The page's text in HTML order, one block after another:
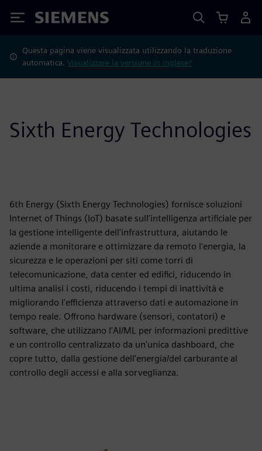
Siemens
Questa pagina viene visualizzata utilizzando la traduzione
automatica.Visualizzare la versione in inglese?
Sixth Energy Technologies
6th Energy (Sixth Energy Technologies) fornisce soluzioni
Internet of Things (IoT) basate sull'intelligenza artificiale per
la gestione intelligente dell'infrastruttura, aiutando le
aziende a monitorare e ottimizzare da remoto l'energia, la
sicurezza e le operazioni per siti come torri di
telecomunicazione, data center ed edifici, riducendo in
ultima analisi i costi, riducendo i tempi di inattività e
migliorando l'efficienza attraverso dati e automazione in
tempo reale. Offrono hardware (sensori, contatori) e
software, che utilizzano l'AI/ML per informazioni predittive
e un controllo centralizzato da un'unica dashboard, che
copre tutto, dalla gestione dell'energia/del carburante al
controllo degli accessi e alla sorveglianza.